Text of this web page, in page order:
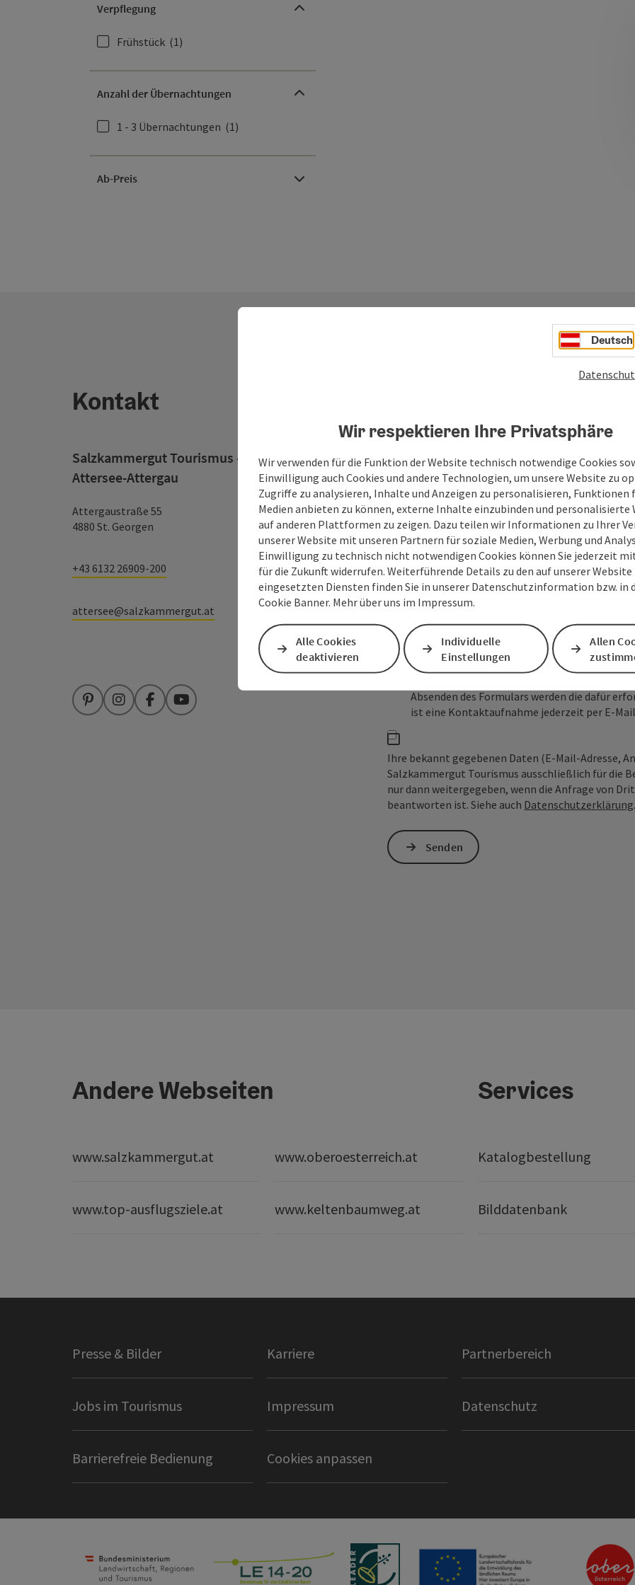
Verpflegung
Frühstück (1)
Anzahl der Übernachtungen
1 - 3 Übernachtungen (1)
Ab-Preis
Kontakt
Salzkammergut Tourismus - Destination
Attersee-Attergau
Attergaustraße 55
4880 St. Georgen
+43 6132 26909-200
attersee@salzkammergut.at
PinterestInstagramFacebookYouTube
Ihre Nachricht an die
Attersee-Attergau
Felder mit *sind Pflichtfelder
Vorname Nachname
Unverbindliche Anfrage
Zum Schutz vor Spam wird Google
personenbezogene Daten (z. B. die IP-
Absenden des Formulars werden die dafür
ist eine Kontaktaufnahme jederzeit per E-
Ihre bekannt gegebenen Daten (E-Mail-Adresse,
Salzkammergut Tourismus ausschließlich für die
nur dann weitergegeben, wenn die Anfrage von
beantworten ist. Siehe auch Datenschutzerklärung.
Senden
Andere Webseiten
www.salzkammergut.at www.oberoesterreich.at
www.top-ausflugsziele.at www.keltenbaumweg.at
Services
Katalogbestellung
Bilddatenbank
Presse & Bilder Karriere Partnerbereich
Jobs im Tourismus Impressum Datenschutz
Barrierefreie Bedienung Cookies anpassen
Deutsch
Wir respektieren Ihre Privatsphäre
Wir verwenden für die Funktion der Website technisch notwendige Cookies
Einwilligung auch Cookies und andere Technologien, um unsere Website zu
Zugriffe zu analysieren, Inhalte und Anzeigen zu personalisieren, Funktionen
Medien anbieten zu können, externe Inhalte einzubinden und personalisierte
auf anderen Plattformen zu zeigen. Dazu teilen wir Informationen zu Ihrer
unserer Website mit unseren Partnern für soziale Medien, Werbung und
Einwilligung zu technisch nicht notwendigen Cookies können Sie jederzeit
für die Zukunft widerrufen. Weiterführende Details zu den auf unserer Website
eingesetzten Diensten finden Sie in unserer Datenschutzinformation bzw. in
Cookie Banner. Mehr über uns im Impressum.
Alle Cookies
deaktivieren
Individuelle
Einstellungen
Allen